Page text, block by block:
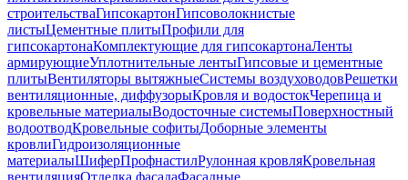
строительстваГипсокартонГипсоволокнистые
листыЦементные плитыПрофили для
гипсокартонаКомплектующие для гипсокартонаЛенты
армирующиеУплотнительные лентыГипсовые и цементные
плитыВентиляторы вытяжныеСистемы воздуховодовРешетки
вентиляционные, диффузорыКровля и водостокЧерепица и
кровельные материалыВодосточные системыПоверхностный
водоотводКровельные софитыДоборные элементы
кровлиГидроизоляционные
материалыШиферПрофнастилРулонная кровляКровельная
вентиляцияОтделка фасадаФасадные